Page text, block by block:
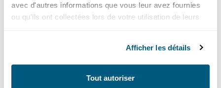
avec d'autres informations que vous leur avez fournies
ou qu'ils ont collectées lors de votre utilisation de leurs
Afficher les détails
Tout autoriser
SEIC
En plus de distribuer l’électricité sur sa zone de desserte,
énergie, de latransition énergétique, desinstallationset
dumultimédia.